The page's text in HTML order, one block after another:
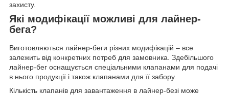
захисту.
Які модифікації можливі для лайнер-
бега?
Виготовляються лайнер-беги різних модифікацій – все
залежить від конкретних потреб для замовника. Здебільшого
лайнер-бег оснащується спеціальними клапанами для подачі
в нього продукції і також клапанами для її забору.
Кількість клапанів для завантаження в лайнер-безі може